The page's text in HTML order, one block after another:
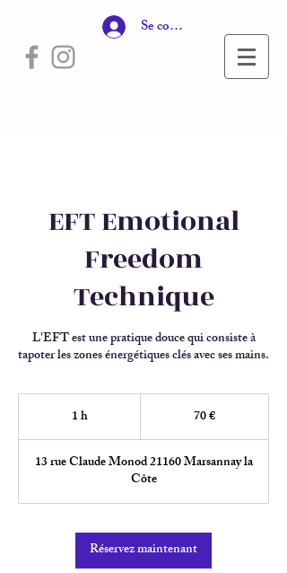
Se connecter
EFT Emotional
Freedom
Technique
L'EFT est une pratique douce qui consiste à
tapoter les zones énergétiques clés avec ses mains.
1 h 70 €
13 rue Claude Monod 21160 Marsannay la
Côte
Réservez maintenant